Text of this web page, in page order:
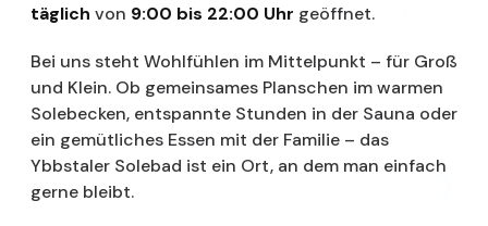
täglich von 9:00 bis 22:00 Uhr geöffnet.
Bei uns steht Wohlfühlen im Mittelpunkt – für Groß
und Klein. Ob gemeinsames Planschen im warmen
Solebecken, entspannte Stunden in der Sauna oder
ein gemütliches Essen mit der Familie – das
Ybbstaler Solebad ist ein Ort, an dem man einfach
gerne bleibt.